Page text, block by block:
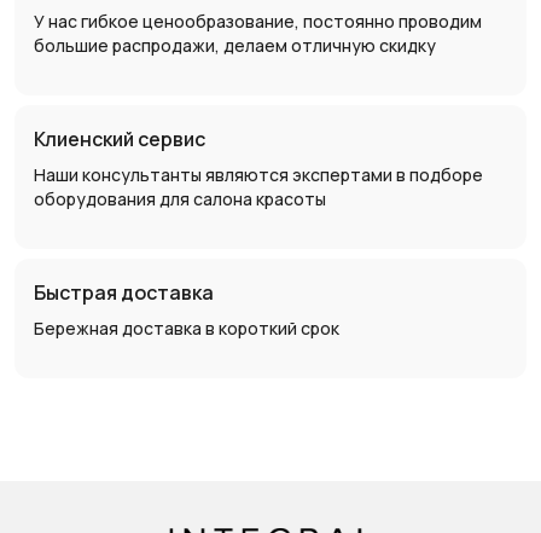
У нас гибкое ценообразование, постоянно проводим
большие распродажи, делаем отличную скидку
Клиенский сервис
Наши консультанты являются экспертами в подборе
оборудования для салона красоты
Быстрая доставка
Бережная доставка в короткий срок